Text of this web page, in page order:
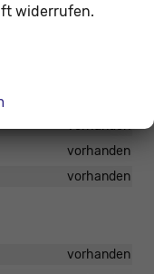
vorhanden
vorhanden
vorhanden
vorhanden
vorhanden
widerrufen.